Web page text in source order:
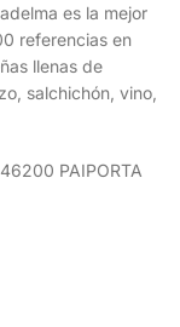
es la mejor
referencias en
llenas de
salchichón, vino,
PAIPORTA